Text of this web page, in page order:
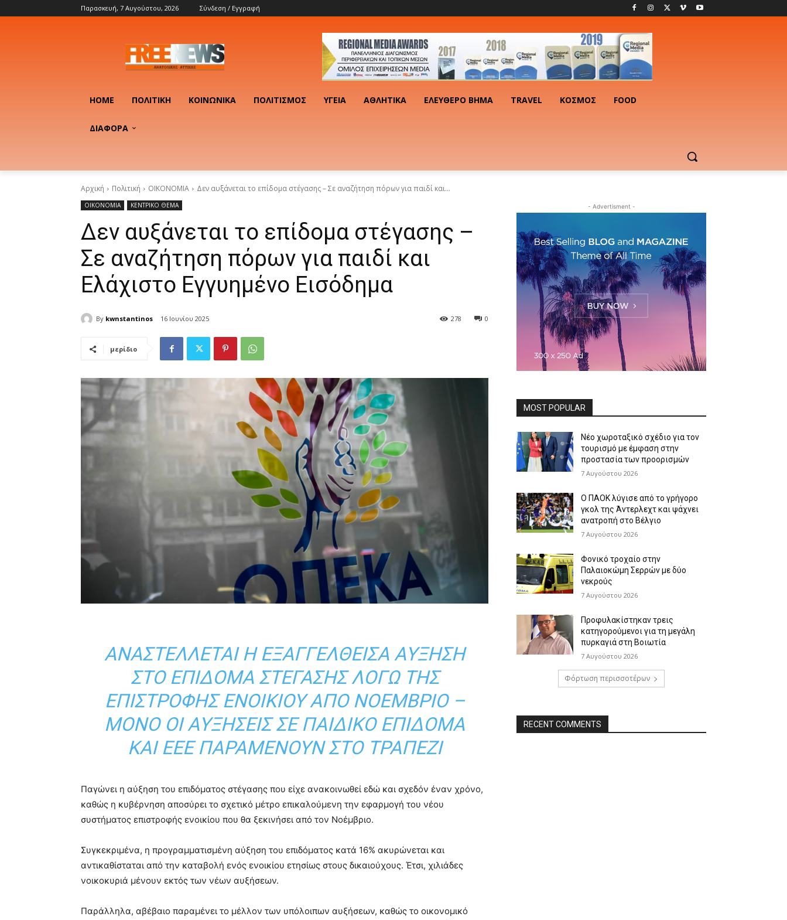
Παρασκευή, 7 Αυγούστου, 2026 Σύνδεση / Εγγραφή
HOME ΠΟΛΙΤΙΚΉ ΚΟΙΝΩΝΙΚΆ ΠΟΛΙΤΙΣΜΌΣ ΥΓΕΊΑ ΑΘΛΗΤΙΚΆ ΕΛΕΎΘΕΡΟ ΒΉΜΑ TRAVEL ΚΟΣΜΟΣ FOOD
ΔΙΑΦΟΡΑ
Αρχική Πολιτική OIKONOMIA Δεν αυξάνεται το επίδομα στέγασης – Σε αναζήτηση πόρων για παιδί και...
OIKONOMIA ΚΕΝΤΡΙΚΟ ΘΕΜΑ
Δεν αυξάνεται το επίδομα στέγασης –
Σε αναζήτηση πόρων για παιδί και
Ελάχιστο Εγγυημένο Εισόδημα
By kwnstantinos 16 Ιουνίου 2025 0
278
μερίδιο
ΑΝΑΣΤΈΛΛΕΤΑΙ Η ΕΞΑΓΓΕΛΘΕΊΣΑ ΑΎΞΗΣΗ
ΣΤΟ ΕΠΊΔΟΜΑ ΣΤΈΓΑΣΗΣ ΛΌΓΩ ΤΗΣ
ΕΠΙΣΤΡΟΦΉΣ ΕΝΟΙΚΊΟΥ ΑΠΌ ΝΟΈΜΒΡΙΟ –
ΜΌΝΟ ΟΙ ΑΥΞΉΣΕΙΣ ΣΕ ΠΑΙΔΙΚΌ ΕΠΊΔΟΜΑ
ΚΑΙ ΕΕΕ ΠΑΡΑΜΈΝΟΥΝ ΣΤΟ ΤΡΑΠΈΖΙ
Παγώνει η αύξηση του επιδόματος στέγασης που είχε ανακοινωθεί εδώ και σχεδόν έναν χρόνο,
καθώς η κυβέρνηση αποσύρει το σχετικό μέτρο επικαλούμενη την εφαρμογή του νέου
συστήματος επιστροφής ενοικίου που θα ξεκινήσει από τον Νοέμβριο.
Συγκεκριμένα, η προγραμματισμένη αύξηση του επιδόματος κατά 16% ακυρώνεται και
αντικαθίσταται από την καταβολή ενός ενοικίου ετησίως στους δικαιούχους. Έτσι, χιλιάδες
νοικοκυριά μένουν εκτός των νέων αυξήσεων.
Παράλληλα, αβέβαιο παραμένει το μέλλον των υπόλοιπων αυξήσεων, καθώς το οικονομικό
- Advertisment -
MOST POPULAR
Νέο χωροταξικό σχέδιο για τον
τουρισμό με έμφαση στην
προστασία των προορισμών
7 Αυγούστου 2026
Ο ΠΑΟΚ λύγισε από το γρήγορο
γκολ της Άντερλεχτ και ψάχνει
ανατροπή στο Βέλγιο
7 Αυγούστου 2026
Φονικό τροχαίο στην
Παλαιοκώμη Σερρών με δύο
νεκρούς
7 Αυγούστου 2026
Προφυλακίστηκαν τρεις
κατηγορούμενοι για τη μεγάλη
πυρκαγιά στη Βοιωτία
7 Αυγούστου 2026
Φόρτωση περισσοτέρων
RECENT COMMENTS